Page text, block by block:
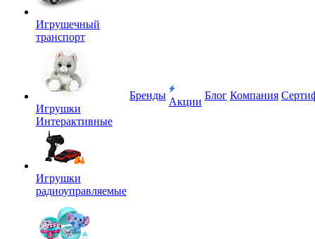
Игрушечный
транспорт
Игрушки
Интерактивные
Игрушки
радиоуправляемые
Бренды
Акции
Блог Компания